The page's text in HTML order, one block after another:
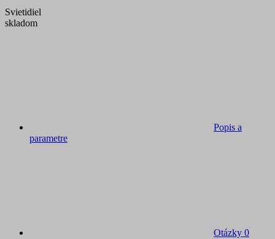
Svietidiel
skladom
Popis a
parametre
Otázky 0